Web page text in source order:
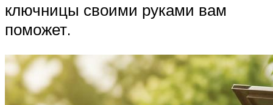
ключницы своими руками вам
поможет.